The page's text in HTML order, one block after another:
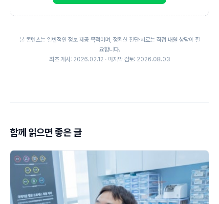
본 콘텐츠는 일반적인 정보 제공 목적이며, 정확한 진단·치료는 직접 내원 상담이 필
요합니다.
최초 게시: 2026.02.12 · 마지막 검토: 2026.08.03
함께 읽으면 좋은 글